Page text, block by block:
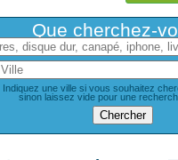
Que cherchez-
Indiquez une ville si vous souhaitez
sinon laissez vide pour une